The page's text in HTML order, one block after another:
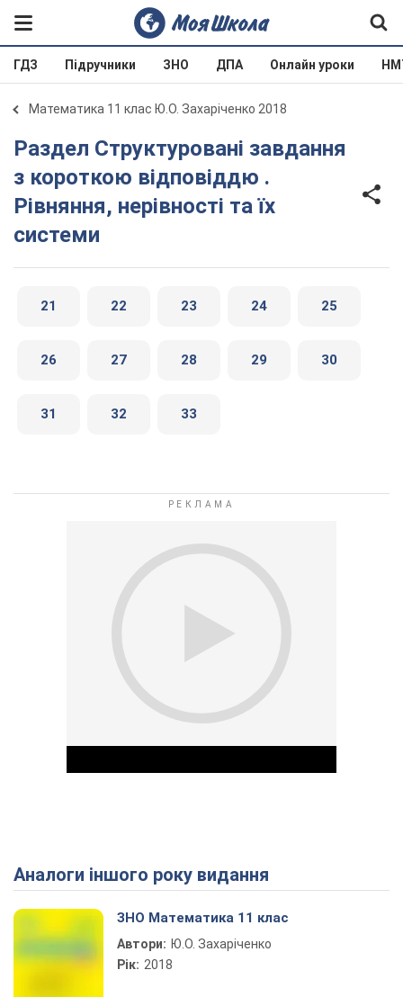
ГДЗ Підручники ЗНО ДПА Онлайн уроки
Математика 11 клас Ю.О. Захаріченко 2018
Раздел Структуровані завдання
з короткою відповіддю .
Рівняння, нерівності та їх
системи
21 22 23 24 25
26 27 28 29 30
31 32 33
Play Video
Аналоги іншого року видання
ЗНО Математика 11 клас
Автори: Ю.О. Захаріченко
Рік: 2018